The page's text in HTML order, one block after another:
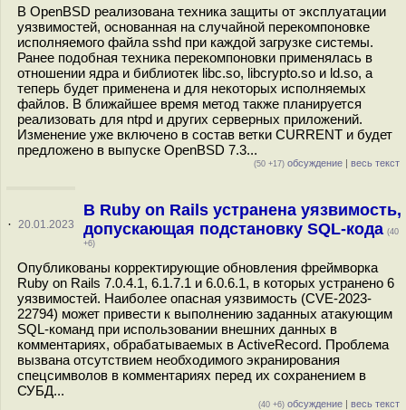
В OpenBSD реализована техника защиты от эксплуатации
уязвимостей, основанная на случайной перекомпоновке
исполняемого файла sshd при каждой загрузке системы.
Ранее подобная техника перекомпоновки применялась в
отношении ядра и библиотек libc.so, libcrypto.so и ld.so, а
теперь будет применена и для некоторых исполняемых
файлов. В ближайшее время метод также планируется
реализовать для ntpd и других серверных приложений.
Изменение уже включено в состав ветки CURRENT и будет
предложено в выпуске OpenBSD 7.3...
(50 +17) обсуждение | весь текст
· 20.01.2023
В Ruby on Rails устранена уязвимость,
допускающая подстановку SQL-кода (40
+6)
Опубликованы корректирующие обновления фреймворка
Ruby on Rails 7.0.4.1, 6.1.7.1 и 6.0.6.1, в которых устранено 6
уязвимостей. Наиболее опасная уязвимость (CVE-2023-
22794) может привести к выполнению заданных атакующим
SQL-команд при использовании внешних данных в
комментариях, обрабатываемых в ActiveRecord. Проблема
вызвана отсутствием необходимого экранирования
спецсимволов в комментариях перед их сохранением в
СУБД...
(40 +6) обсуждение | весь текст